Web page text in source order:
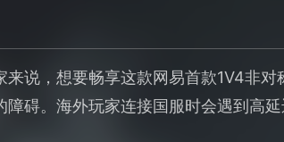
来说，想要畅享这款网易首款1V4非
碍。海外玩家连接国服时会遇到高